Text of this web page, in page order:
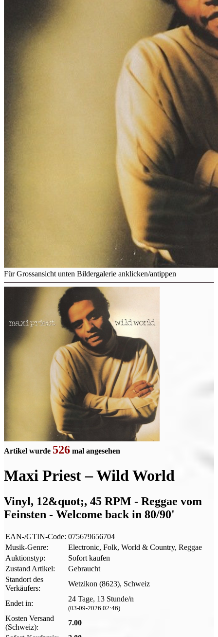
Für Grossansicht unten Bildergalerie anklicken/antippen
Artikel wurde 526 mal angesehen
Maxi Priest – Wild World
Vinyl, 12&quot;, 45 RPM - Reggae vom
Feinsten - Welcome back in 80/90'
EAN-/GTIN-Code: 075679656704
Musik-Genre:
Electronic, Folk, World & Country, Reggae
Auktionstyp:
Sofort kaufen
Zustand Artikel:
Gebraucht
Standort des
Verkäufers:
Wetzikon (8623), Schweiz
Endet in:
24 Tage, 13 Stunde/n
(03-09-2026 02:46)
Kosten Versand
(Schweiz):
7.00